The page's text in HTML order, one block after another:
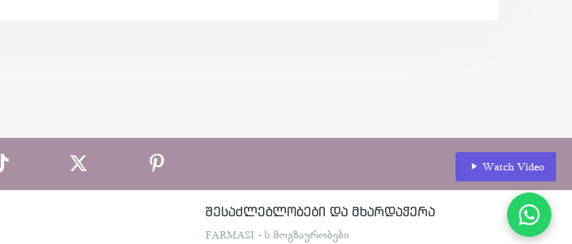
შესაძლებლობები და მხარდაჭერა
FARMASI - ს მოგზაურობები
Watch Video